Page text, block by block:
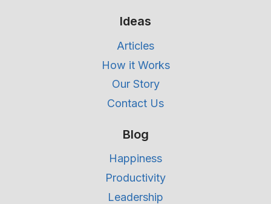
Ideas
Articles
How it Works
Our Story
Contact Us
Blog
Happiness
Productivity
Leadership